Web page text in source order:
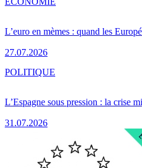
L’euro en mèmes : quand les
27.07.2026
L’Espagne sous pression : la crise
31.07.2026
POLITIQUE